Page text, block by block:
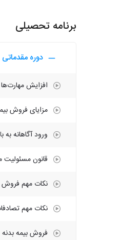
برنامه تحصیلی
دوره مقدماتی
افزایش مهارت‌ها
مزایای فروش
ورود آگاهانه به
قانون
نکات مهم فروش
نکات مهم
فروش بیمه بدنه